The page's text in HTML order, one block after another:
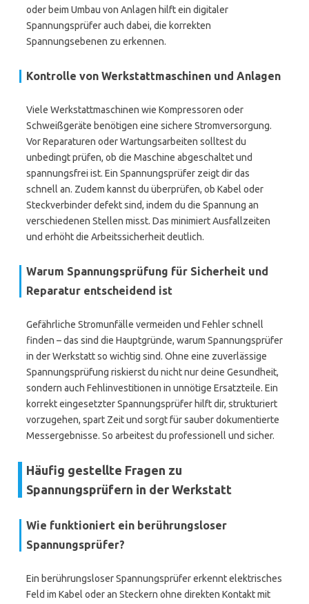
oder beim Umbau von Anlagen hilft ein digitaler
Spannungsprüfer auch dabei, die korrekten
Spannungsebenen zu erkennen.
Kontrolle von Werkstattmaschinen und Anlagen
Viele Werkstattmaschinen wie Kompressoren oder
Schweißgeräte benötigen eine sichere Stromversorgung.
Vor Reparaturen oder Wartungsarbeiten solltest du
unbedingt prüfen, ob die Maschine abgeschaltet und
spannungsfrei ist. Ein Spannungsprüfer zeigt dir das
schnell an. Zudem kannst du überprüfen, ob Kabel oder
Steckverbinder defekt sind, indem du die Spannung an
verschiedenen Stellen misst. Das minimiert Ausfallzeiten
und erhöht die Arbeitssicherheit deutlich.
Warum Spannungsprüfung für Sicherheit und
Reparatur entscheidend ist
Gefährliche Stromunfälle vermeiden und Fehler schnell
finden – das sind die Hauptgründe, warum Spannungsprüfer
in der Werkstatt so wichtig sind. Ohne eine zuverlässige
Spannungsprüfung riskierst du nicht nur deine Gesundheit,
sondern auch Fehlinvestitionen in unnötige Ersatzteile. Ein
korrekt eingesetzter Spannungsprüfer hilft dir, strukturiert
vorzugehen, spart Zeit und sorgt für sauber dokumentierte
Messergebnisse. So arbeitest du professionell und sicher.
Häufig gestellte Fragen zu
Spannungsprüfern in der Werkstatt
Wie funktioniert ein berührungsloser
Spannungsprüfer?
Ein berührungsloser Spannungsprüfer erkennt elektrisches
Feld im Kabel oder an Steckern ohne direkten Kontakt mit